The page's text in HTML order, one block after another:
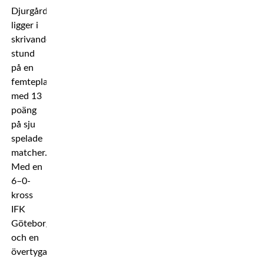
Djurgården
ligger i
skrivande
stund
på en
femteplats
med 13
poäng
på sju
spelade
matcher.
Med en
6–0-
kross
IFK
Göteborg
och en
övertygande